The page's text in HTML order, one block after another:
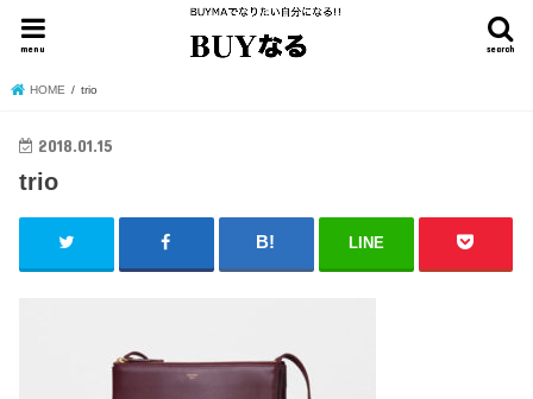
search
menu
HOME trio
2018.01.15
trio
LINE